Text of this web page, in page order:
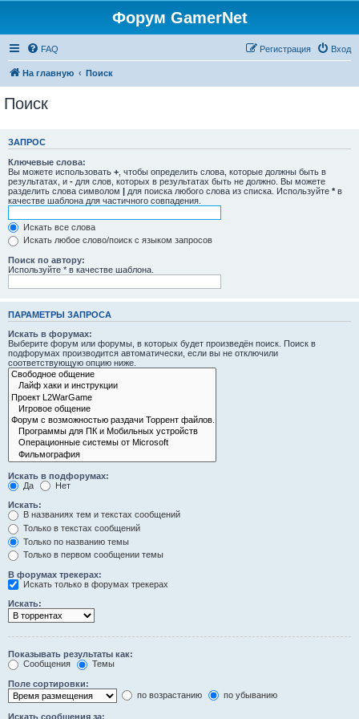
Форум GamerNet
FAQ Вход
Регистрация
На главную Поиск
Поиск
ЗАПРОС
Ключевые слова:
Вы можете использовать + , чтобы определить слова, которые должны быть в
результатах, и - для слов, которых в результатах быть не должно. Вы можете
разделить слова символом | для поиска любого слова из списка. Используйте * в
качестве шаблона для частичного совпадения.
Искать все слова
Искать любое слово/поиск с языком запросов
Поиск по автору:
Используйте * в качестве шаблона.
ПАРАМЕТРЫ ЗАПРОСА
Искать в форумах:
Выберите форум или форумы, в которых будет произведён поиск. Поиск в
подфорумах производится автоматически, если вы не отключили
соответствующую опцию ниже.
Искать в подфорумах:
Да
Нет
Искать:
В названиях тем и текстах сообщений
Только в текстах сообщений
Только по названию темы
Только в первом сообщении темы
В форумах трекерах:
Искать только в форумах трекерах
Искать:
Показывать результаты как:
Сообщения
Темы
Поле сортировки:
по возрастанию
по убыванию
Искать сообщения за: